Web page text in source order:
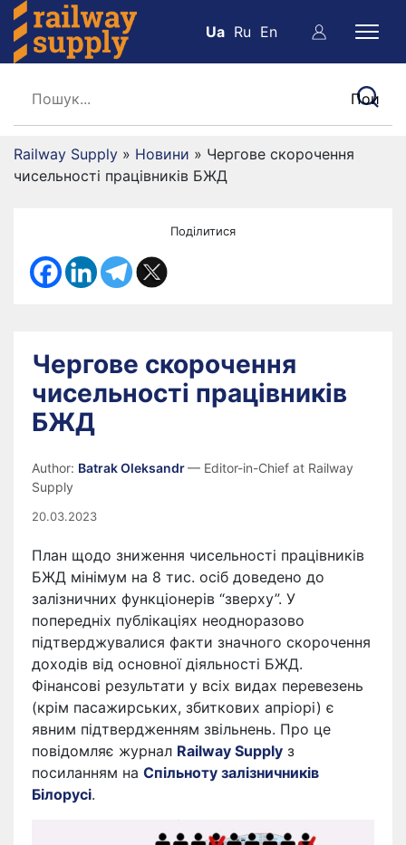
Ua Ru En
Railway Supply » Новини » Чергове скорочення
чисельності працівників БЖД
Поділитися
Чергове скорочення
чисельності працівників
БЖД
Author: Batrak Oleksandr— Editor-in-Chief at Railway
Supply
20.03.2023
План щодо зниження чисельності працівників
БЖД мінімум на 8 тис. осіб доведено до
залізничних функціонерів “зверху”. У
попередніх публікаціях неодноразово
підтверджувалися факти значного скорочення
доходів від основної діяльності БЖД.
Фінансові результати у всіх видах перевезень
(крім пасажирських, збиткових апріорі) є
явним підтвердженням звільнень. Про це
повідомляє журнал Railway Supply з
посиланням на Спільноту залізничників
Білорусі.